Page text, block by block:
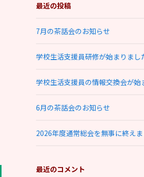
最近の投稿
7月の茶話会のお知らせ
学校生活支援員研修が始まりまし
学校生活支援員の情報交換会が始
6月の茶話会のお知らせ
2026年度通常総会を無事に終え
最近のコメント